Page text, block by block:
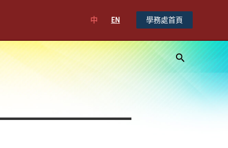
中 EN 學務處首頁
搜
尋